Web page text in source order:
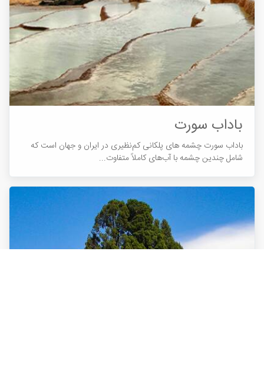
باداب سورت
باداب سورت چشمه ­های پلکانی کم‌نظیری در ایران و جهان است که
شامل چندین چشمه با آب‌های کاملاً متفاوت...